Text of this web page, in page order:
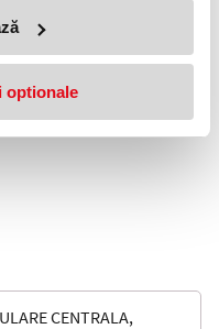
optionale
CENTRALA,